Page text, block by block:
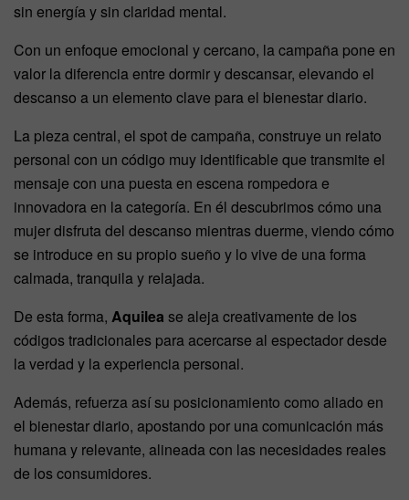
sin energía y sin claridad mental.
Con un enfoque emocional y cercano, la campaña pone en
valor la diferencia entre dormir y descansar, elevando el
descanso a un elemento clave para el bienestar diario.
La pieza central, el spot de campaña, construye un relato
personal con un código muy identificable que transmite el
mensaje con una puesta en escena rompedora e
innovadora en la categoría. En él descubrimos cómo una
mujer disfruta del descanso mientras duerme, viendo cómo
se introduce en su propio sueño y lo vive de una forma
calmada, tranquila y relajada.
De esta forma, Aquilea se aleja creativamente de los
códigos tradicionales para acercarse al espectador desde
la verdad y la experiencia personal.
Además, refuerza así su posicionamiento como aliado en
el bienestar diario, apostando por una comunicación más
humana y relevante, alineada con las necesidades reales
de los consumidores.